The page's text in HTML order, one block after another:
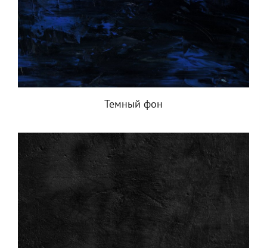
Темный фон